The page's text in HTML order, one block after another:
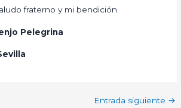
fraterno y mi bendición.
Pelegrina
Entrada siguiente →